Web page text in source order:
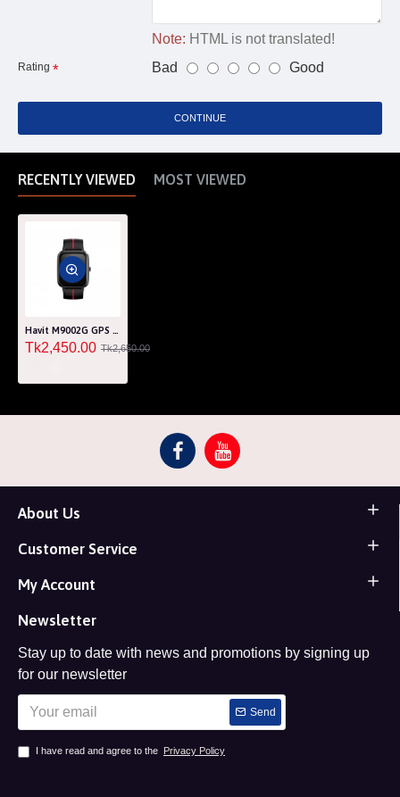
Note: HTML is not translated!
Rating Bad Good
CONTINUE
RECENTLY VIEWED MOST VIEWED
Havit M9002G GPS Outdoor Sports Smart Watch
Tk2,450.00 Tk2,650.00
About Us
Customer Service
My Account
Newsletter
Stay up to date with news and promotions by signing up
for our newsletter
Send
I have read and agree to the Privacy Policy